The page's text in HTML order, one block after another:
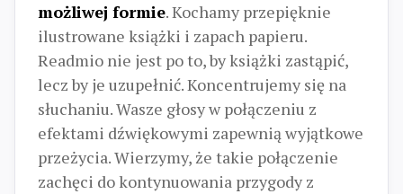
możliwej formie. Kochamy przepięknie
ilustrowane książki i zapach papieru.
Readmio nie jest po to, by książki zastąpić,
lecz by je uzupełnić. Koncentrujemy się na
słuchaniu. Wasze głosy w połączeniu z
efektami dźwiękowymi zapewnią wyjątkowe
przeżycia. Wierzymy, że takie połączenie
zachęci do kontynuowania przygody z